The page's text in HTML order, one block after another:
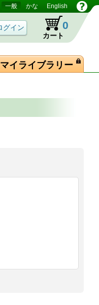
一般 かな English
カート
0
マイライブラリー